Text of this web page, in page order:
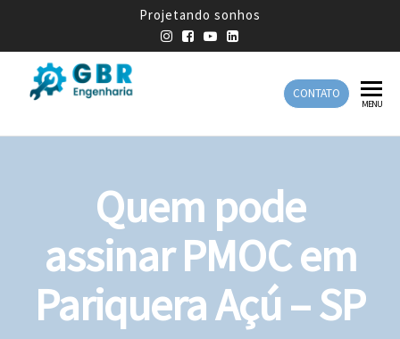
Projetando sonhos
Engenharia
Engenharia
CONTATO
MENU
Quem pode
assinar PMOC em
Pariquera Açú – SP